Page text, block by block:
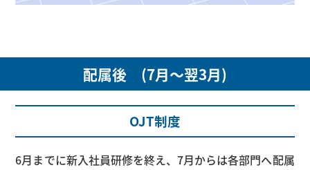
配属後 (7月～翌3月)
OJT制度
6月までに新入社員研修を終え、7月からは各部門へ配属